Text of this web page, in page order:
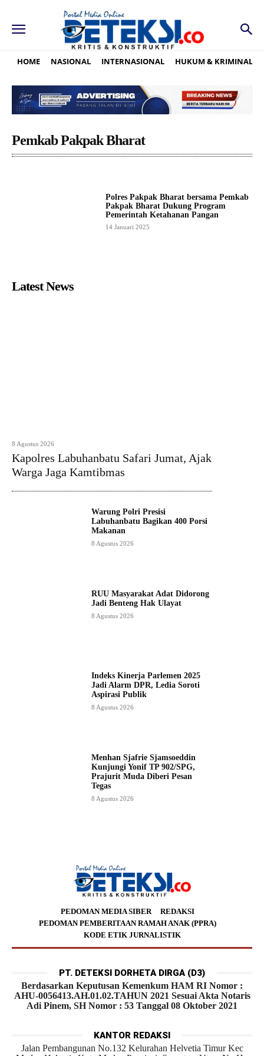
HOME NASIONAL INTERNASIONAL HUKUM & KRIMINAL
Pemkab Pakpak Bharat
Polres Pakpak Bharat bersama Pemkab
Pakpak Bharat Dukung Program
Pemerintah Ketahanan Pangan
14 Januari 2025
Latest News
8 Agustus 2026
Kapolres Labuhanbatu Safari Jumat, Ajak
Warga Jaga Kamtibmas
Warung Polri Presisi
Labuhanbatu Bagikan 400 Porsi
Makanan
8 Agustus 2026
RUU Masyarakat Adat Didorong
Jadi Benteng Hak Ulayat
8 Agustus 2026
Indeks Kinerja Parlemen 2025
Jadi Alarm DPR, Ledia Soroti
Aspirasi Publik
8 Agustus 2026
Menhan Sjafrie Sjamsoeddin
Kunjungi Yonif TP 902/SPG,
Prajurit Muda Diberi Pesan
Tegas
8 Agustus 2026
PEDOMAN MEDIA SIBER
REDAKSI
PEDOMAN PEMBERITAAN RAMAH ANAK (PPRA)
KODE ETIK JURNALISTIK
PT. DETEKSI DORHETA DIRGA (D3)
Berdasarkan Keputusan Kemenkum HAM RI Nomor :
AHU-0056413.AH.01.02.TAHUN 2021 Sesuai Akta Notaris
Adi Pinem, SH Nomor : 53 Tanggal 08 Oktober 2021
KANTOR REDAKSI
Jalan Pembangunan No.132 Kelurahan Helvetia Timur Kec